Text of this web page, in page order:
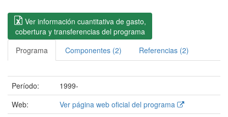
Ver información cuantitativa de gasto,
cobertura y transferencias del programa
Programa
Componentes (2) Referencias (2)
Período:
1999-
Web:
Ver página web oficial del programa